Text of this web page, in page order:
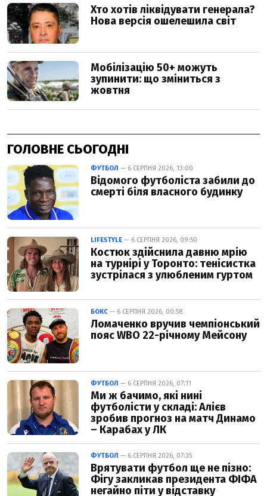
ГОЛОВНЕ СЬОГОДНІ
ФУТБОЛ — 6 СЕРПНЯ 2026, 13:00
Відомого футболіста забили до
смерті біля власного будинку
LIFESTYLE — 6 СЕРПНЯ 2026, 09:50
Костюк здійснила давню мрію
на турнірі у Торонто: тенісистка
зустрілася з улюбленим гуртом
БОКС — 6 СЕРПНЯ 2026, 00:58
Ломаченко вручив чемпіонський
пояс WBO 22-річному Мейсону
ФУТБОЛ — 6 СЕРПНЯ 2026, 07:11
Ми ж бачимо, які нині
футболісти у складі: Алієв
зробив прогноз на матч Динамо
– Карабах у ЛК
ФУТБОЛ — 6 СЕРПНЯ 2026, 07:35
Врятувати футбол ще не пізно:
Фігу закликав президента ФІФА
негайно піти у відставку